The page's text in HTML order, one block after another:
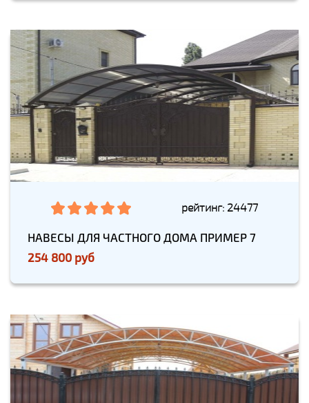
рейтинг: 24477
НАВЕСЫ ДЛЯ ЧАСТНОГО ДОМА ПРИМЕР 7
254 800 руб